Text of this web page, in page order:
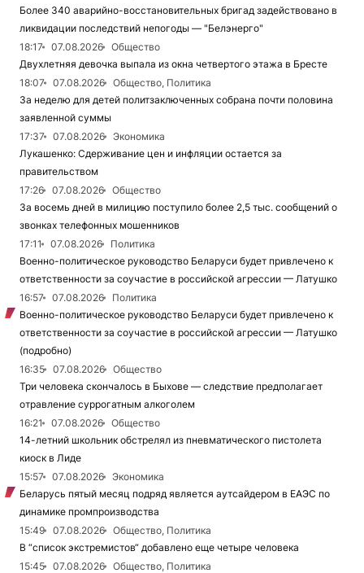
Более 340 аварийно-восстановительных бригад задействовано в
ликвидации последствий непогоды — "Белэнерго"
18:17
07.08.2026
Общество
Двухлетняя девочка выпала из окна четвертого этажа в Бресте
18:07
07.08.2026
Общество, Политика
За неделю для детей политзаключенных собрана почти половина
заявленной суммы
17:37
07.08.2026
Экономика
Лукашенко: Сдерживание цен и инфляции остается за
правительством
17:26
07.08.2026
Общество
За восемь дней в милицию поступило более 2,5 тыс. сообщений о
звонках телефонных мошенников
17:11
07.08.2026
Политика
Военно-политическое руководство Беларуси будет привлечено к
ответственности за соучастие в российской агрессии — Латушко
16:57
07.08.2026
Политика
Военно-политическое руководство Беларуси будет привлечено к
ответственности за соучастие в российской агрессии — Латушко
(подробно)
16:35
07.08.2026
Общество
Три человека скончалось в Быхове — следствие предполагает
отравление суррогатным алкоголем
16:21
07.08.2026
Общество
14-летний школьник обстрелял из пневматического пистолета
киоск в Лиде
15:57
07.08.2026
Экономика
Беларусь пятый месяц подряд является аутсайдером в ЕАЭС по
динамике промпроизводства
15:49
07.08.2026
Общество, Политика
В “список экстремистов“ добавлено еще четыре человека
15:45
07.08.2026
Общество, Политика